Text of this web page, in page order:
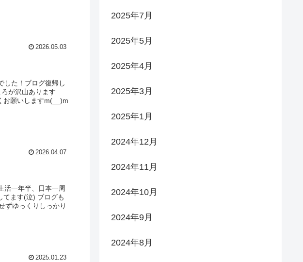
2026.05.03
した！ブログ復帰し
が沢山あります
お願いしますm(__)m
2026.04.07
活一年半、日本一周
てます(泣) ブログも
ずゆっくりしっかり
2025.01.23
2025年7月
2025年5月
2025年4月
2025年3月
2025年1月
2024年12月
2024年11月
2024年10月
2024年9月
2024年8月